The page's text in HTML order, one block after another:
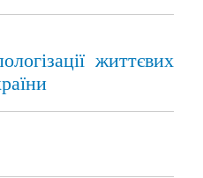
життєвих